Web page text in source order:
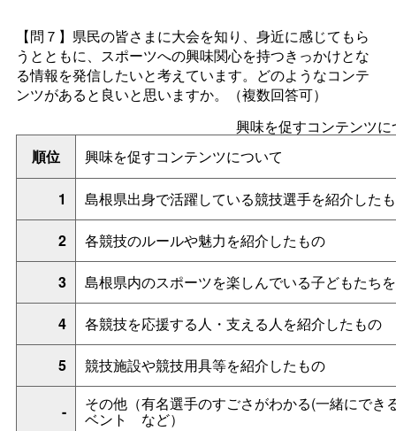
【問７】県民の皆さまに大会を知り、身近に感じてもら
うとともに、スポーツへの興味関心を持つきっかけとな
る情報を発信したいと考えています。どのようなコンテ
ンツがあると良いと思いますか。（複数回答可）
興味を促すコンテンツ
順位
興味を促すコンテンツについて
1 島根県出身で活躍している競技選手を紹介した
2 各競技のルールや魅力を紹介したもの
3 島根県内のスポーツを楽しんでいる子どもたち
4 各競技を応援する人・支える人を紹介したもの
5 競技施設や競技用具等を紹介したもの
- その他（有名選手のすごさがわかる(一緒にでき
ベン ト など）